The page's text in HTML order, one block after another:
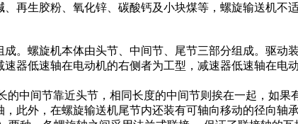
再生胶粉、氧化锌、碳酸钙及小块煤等，螺旋输送机不
。螺旋机本体由头节、中间节、尾节三部分组成。驱动
器低速轴在电动机的右侧者为工型，减速器低速轴在电
中间节靠近头节，相同长度的中间节则挨在一起，如
此外，在螺旋输送机尾节内还装有可轴向移动的径向轴